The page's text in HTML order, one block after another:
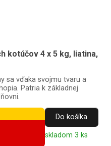
kotúčov 4 x 5 kg, liatina,
sa vďaka svojmu tvaru a
Patria k základnej
Do košíka
skladom 3 ks